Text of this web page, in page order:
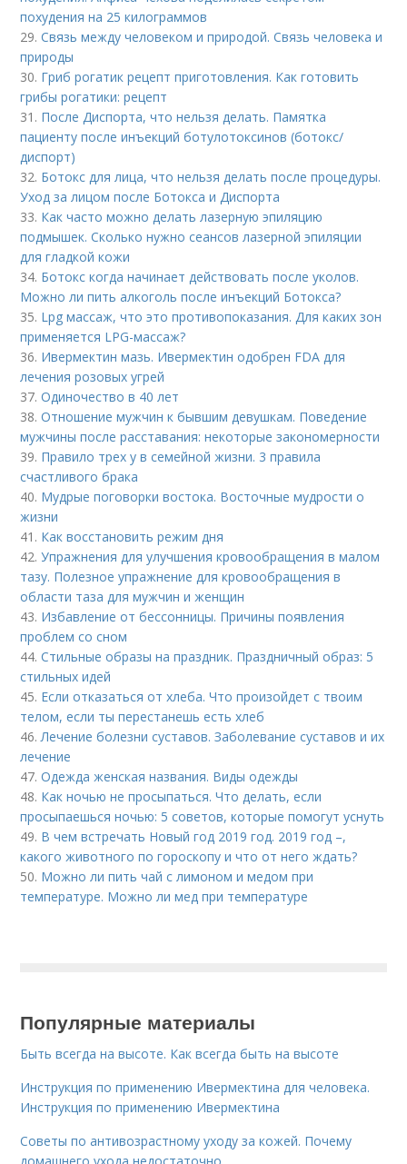
похудения на 25 килограммов
29.Связь между человеком и природой. Связь человека и
природы
30. Гриб рогатик рецепт приготовления. Как готовить
грибы рогатики: рецепт
31. После Диспорта, что нельзя делать. Памятка
пациенту после инъекций ботулотоксинов (ботокс/
диспорт)
32. Ботокс для лица, что нельзя делать после процедуры.
Уход за лицом после Ботокса и Диспорта
33. Как часто можно делать лазерную эпиляцию
подмышек. Сколько нужно сеансов лазерной эпиляции
для гладкой кожи
34. Ботокс когда начинает действовать после уколов.
Можно ли пить алкоголь после инъекций Ботокса?
35. Lpg массаж, что это противопоказания. Для каких зон
применяется LPG-массаж?
36. Ивермектин мазь. Ивермектин одобрен FDA для
лечения розовых угрей
37.Одиночество в 40 лет
38.Отношение мужчин к бывшим девушкам. Поведение
мужчины после расставания: некоторые закономерности
39. Правило трех у в семейной жизни. 3 правила
счастливого брака
40. Мудрые поговорки востока. Восточные мудрости о
жизни
41. Как восстановить режим дня
42.Упражнения для улучшения кровообращения в малом
тазу. Полезное упражнение для кровообращения в
области таза для мужчин и женщин
43. Избавление от бессонницы. Причины появления
проблем со сном
44.Стильные образы на праздник. Праздничный образ: 5
стильных идей
45. Если отказаться от хлеба. Что произойдет с твоим
телом, если ты перестанешь есть хлеб
46.Лечение болезни суставов. Заболевание суставов и их
лечение
47.Одежда женская названия. Виды одежды
48. Как ночью не просыпаться. Что делать, если
просыпаешься ночью: 5 советов, которые помогут уснуть
49. В чем встречать Новый год 2019 год. 2019 год –,
какого животного по гороскопу и что от него ждать?
50. Можно ли пить чай с лимоном и медом при
температуре. Можно ли мед при температуре
Популярные материалы
Быть всегда на высоте. Как всегда быть на высоте
Инструкция по применению Ивермектина для человека.
Инструкция по применению Ивермектина
Советы по антивозрастному уходу за кожей. Почему